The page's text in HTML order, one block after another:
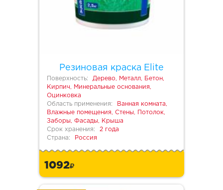
Резиновая краска Elite
Поверхность:
Дерево, Металл, Бетон,
Кирпич, Минеральные основания,
Оцинковка
Область применения:
Ванная комната,
Влажные помещения, Стены, Потолок,
Заборы, Фасады, Крыша
Срок хранения:
2 года
Страна:
Россия
1092